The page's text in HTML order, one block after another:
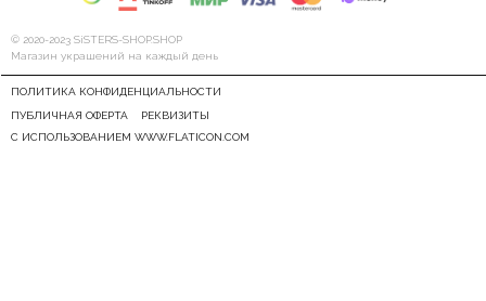
© 2020-2023 SiSTERS-SHOP.SHOP
Магазин украшений на каждый день
РЕКВИЗИТЫ
ПОЛИТИКА КОНФИДЕНЦИАЛЬНОСТИ
ПУБЛИЧНАЯ ОФЕРТА
С ИСПОЛЬЗОВАНИЕМ WWW.FLATICON.COM